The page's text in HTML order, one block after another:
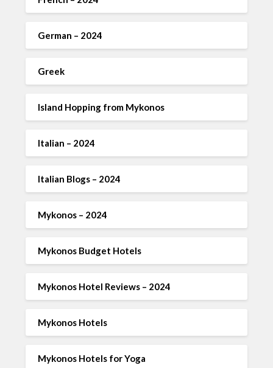
German – 2024
Greek
Island Hopping from Mykonos
Italian – 2024
Italian Blogs – 2024
Mykonos – 2024
Mykonos Budget Hotels
Mykonos Hotel Reviews – 2024
Mykonos Hotels
Mykonos Hotels for Yoga